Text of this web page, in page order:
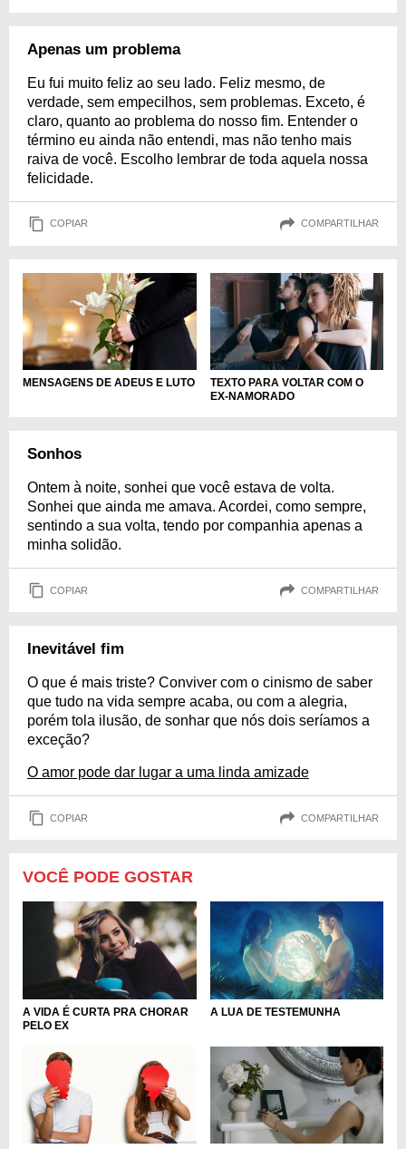
Apenas um problema
Eu fui muito feliz ao seu lado. Feliz mesmo, de
verdade, sem empecilhos, sem problemas. Exceto, é
claro, quanto ao problema do nosso fim. Entender o
término eu ainda não entendi, mas não tenho mais
raiva de você. Escolho lembrar de toda aquela nossa
felicidade.
COPIAR COMPARTILHAR
MENSAGENS DE ADEUS E LUTO
TEXTO PARA VOLTAR COM O
EX-NAMORADO
Sonhos
Ontem à noite, sonhei que você estava de volta.
Sonhei que ainda me amava. Acordei, como sempre,
sentindo a sua volta, tendo por companhia apenas a
minha solidão.
COPIAR COMPARTILHAR
Inevitável fim
O que é mais triste? Conviver com o cinismo de saber
que tudo na vida sempre acaba, ou com a alegria,
porém tola ilusão, de sonhar que nós dois seríamos a
exceção?
O amor pode dar lugar a uma linda amizade
COPIAR COMPARTILHAR
VOCÊ PODE GOSTAR
A VIDA É CURTA PRA CHORAR
PELO EX
A LUA DE TESTEMUNHA